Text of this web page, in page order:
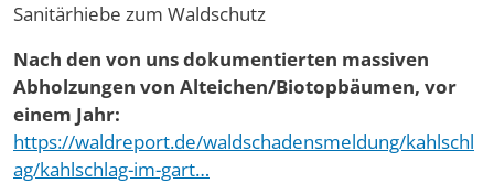
Sanitärhiebe zum Waldschutz
Nach den von uns dokumentierten massiven
Abholzungen von Alteichen/Biotopbäumen, vor
einem Jahr:
https://waldreport.de/waldschadensmeldung/kahlschl
ag/kahlschlag-im-gart…